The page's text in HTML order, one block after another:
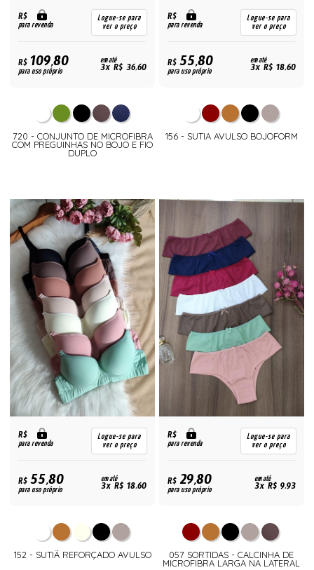
R$
para revenda
Logue-se para
ver o preço
R$109,80
para uso próprio
em até
3x R$ 36,60
720 - CONJUNTO DE MICROFIBRA
COM PREGUINHAS NO BOJO E FIO
DUPLO
R$
para revenda
Logue-se para
ver o preço
R$55,80
para uso próprio
em até
3x R$ 18,60
156 - SUTIA AVULSO BOJOFORM
R$
para revenda
Logue-se para
ver o preço
R$55,80
para uso próprio
em até
3x R$ 18,60
152 - SUTIÃ REFORÇADO AVULSO
R$
para revenda
Logue-se para
ver o preço
R$29,80
para uso próprio
em até
3x R$ 9,93
057 SORTIDAS - CALCINHA DE
MICROFIBRA LARGA NA LATERAL